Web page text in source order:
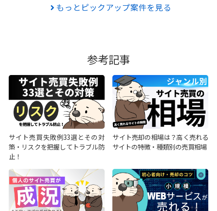
もっとピックアップ案件を見る
参考記事
サイト売買失敗例33選とその対
策・リスクを把握してトラブル防
止！
サイト売却の相場は？高く売れる
サイトの特徴・種類別の売買相場